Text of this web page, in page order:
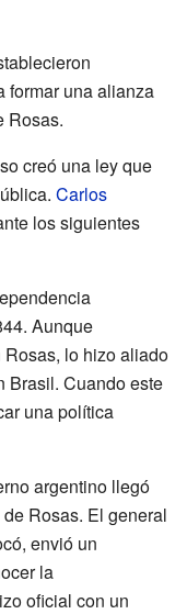
formar una alianza
Rosas.
creó una ley que
Carlos
los siguientes
Aunque
lo hizo aliado
Brasil. Cuando este
una política
argentino llegó
Rosas. El general
envió un
la
oficial con un